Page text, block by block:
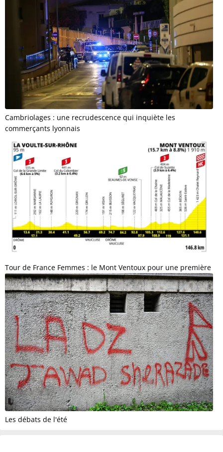
Cambriolages : une recrudescence qui inquiète les
commerçants lyonnais
Tour de France Femmes : le Mont Ventoux pour une première
Les débats de l'été